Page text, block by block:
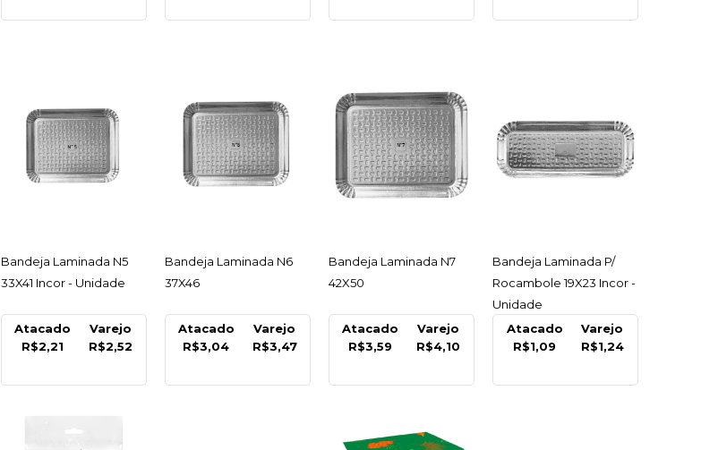
Avental Sabrina Branco
R$12,79
COMPRAR
ACESSAR
Bandeja Laminada N5
33X41 Incor - Unidade
Atacado
R$2,21
Varejo
R$2,52
ACESSAR
Bandeja Laminada N6
37X46
Atacado
R$3,04
Varejo
R$3,47
ACESSAR
Bandeja Laminada N7
42X50
Atacado
R$3,59
Varejo
R$4,10
ACESSAR
Bandeja Laminada P/
Rocambole 19X23 Incor -
Unidade
Atacado
R$1,09
Varejo
R$1,24